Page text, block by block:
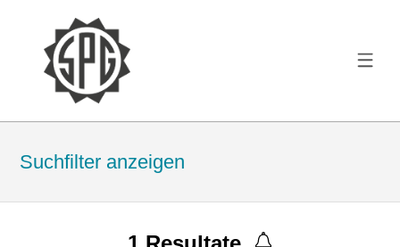
Suchfilter anzeigen